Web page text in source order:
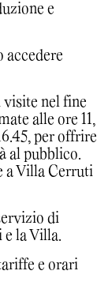
e
accedere
nel fine
alle ore 11,
16.45, per offrire
al pubblico.
a Villa Cerruti
di
la Villa.
e orari